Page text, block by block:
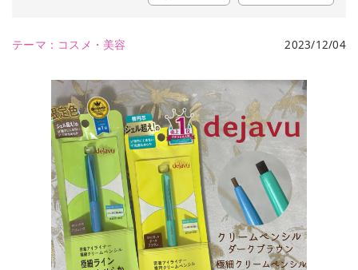
テーマ： コスメ・美容 2023/12/04